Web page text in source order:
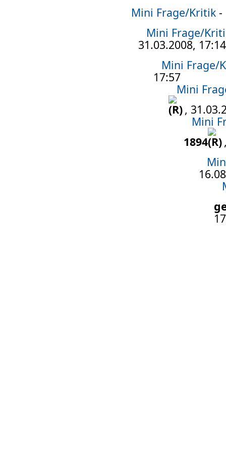
Mini Frage/Kritik -
Mini Frage/
31.03.2008, 17:14
Mini Frage/
17:57
Mini
,
Mini
1894